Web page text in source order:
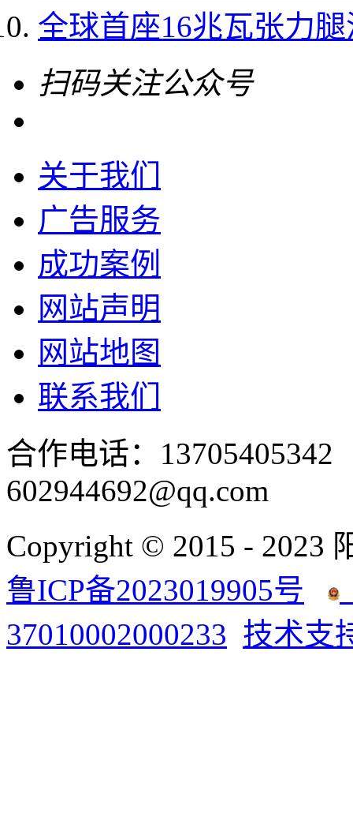
全球首座16兆瓦张力
扫码关注公众号
关于我们
广告服务
成功案例
网站声明
网站地图
联系我们
合作电话：
602944692@qq.com
Copyright © 2015 - 2023
鲁ICP备2023019905号
37010002000233 技术支